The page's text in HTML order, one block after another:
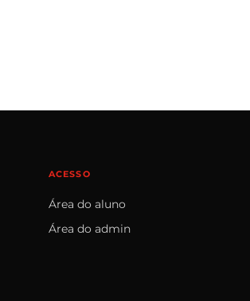
ACESSO
Área do aluno
Área do admin